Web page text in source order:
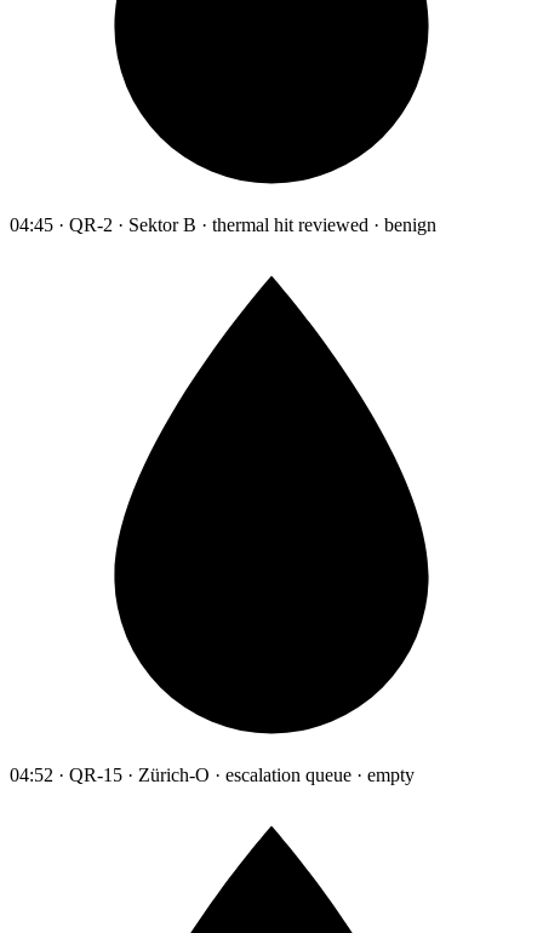
04:45 · QR-2 · Sektor B · thermal hit reviewed · benign
04:52 · QR-15 · Zürich-O · escalation queue · empty